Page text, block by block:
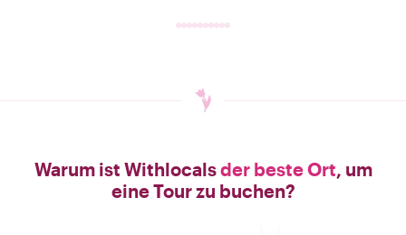
Warum ist Withlocalsder beste Ort, um
eine Tour zu buchen?